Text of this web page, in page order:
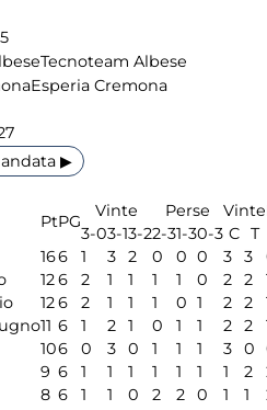
Tecnoteam Albese
Esperia Cremona
andata ▶
PtPG
Vinte Perse Vinte
3-03-13-22-31-30-3 C T
166 1 3 2 0 0 0 3 3
126 2 1 1 1 1 0 2 2
126 2 1 1 1 0 1 2 2
11 6 1 2 1 0 1 1 2 2
106 0 3 0 1 1 1 3 0
9 6 1 1 1 1 1 1 1 2
8 6 1 1 0 2 2 0 1 1